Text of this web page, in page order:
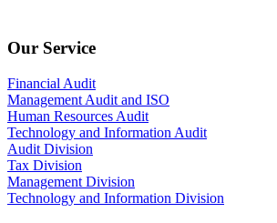
Our Service
Financial Audit
Management Audit and ISO
Human Resources Audit
Technology and Information Audit
Audit Division
Tax Division
Management Division
Technology and Information Division